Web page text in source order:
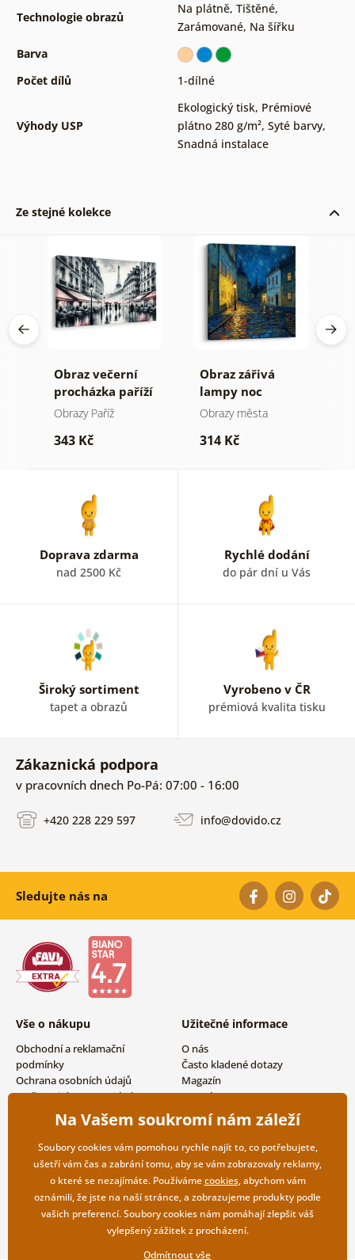
Technologie obrazů
Na plátně, Tištěné,
Zarámované, Na šířku
Barva
Počet dílů
1-dílné
Výhody USP
Ekologický tisk, Prémiové
plátno 280 g/m², Syté barvy,
Snadná instalace
Ze stejné kolekce
Obraz večerní
procházka paříží
Obrazy Paříž
343 Kč
Obraz zářivá
lampy noc
Obrazy města
314 Kč
Doprava zdarma
nad 2500 Kč
Rychlé dodání
do pár dní u Vás
Široký sortiment
tapet a obrazů
Vyrobeno v ČR
prémiová kvalita tisku
Zákaznická podpora
v pracovních dnech Po-Pá: 07:00 - 16:00
+420 228 229 597 info@dovido.cz
Sledujte nás na
Vše o nákupu
Obchodní a reklamační
podmínky
Ochrana osobních údajů
Možnosti dopravy a platby
Vrácení zboží
Užitečné informace
O nás
Často kladené dotazy
Magazín
Kontakty
Velkoobchodní spolupráce
Na Vašem soukromí nám záleží
Soubory cookies vám pomohou rychle najít to, co potřebujete,
ušetří vám čas a zabrání tomu, aby se vám zobrazovaly reklamy,
o které se nezajímáte. Používámecookies, abychom vám
oznámili, že jste na naší stránce, a zobrazujeme produkty podle
vašich preferencí. Soubory cookies nám pomáhají zlepšit váš
vylepšený zážitek z procházení.
Odmítnout vše